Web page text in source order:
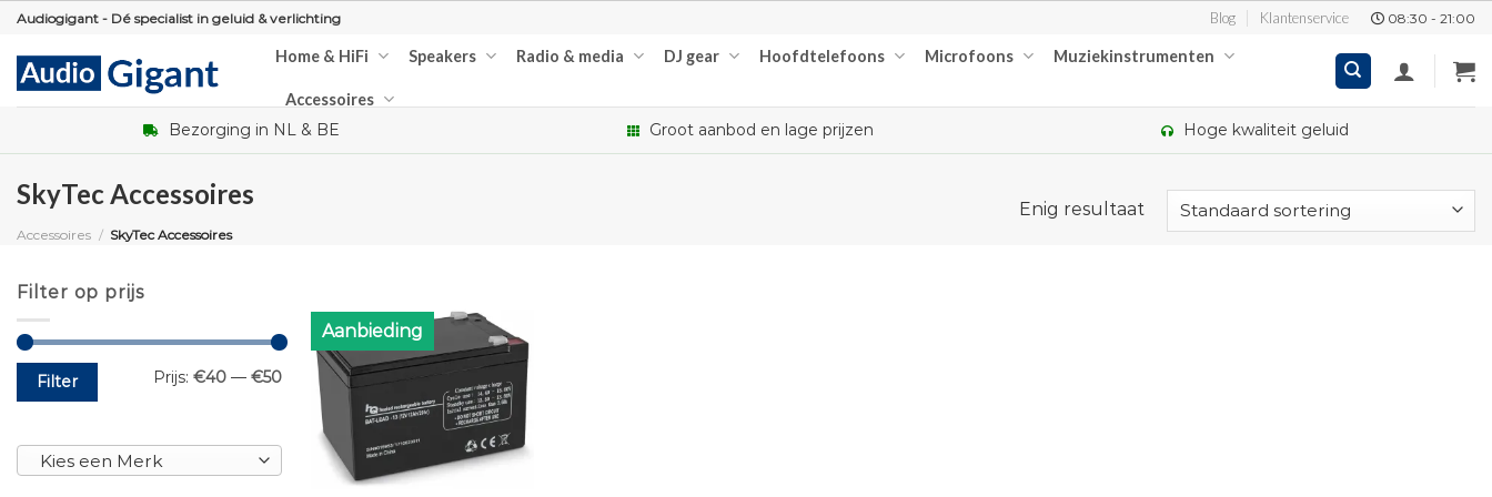
Skip
content
Audiogigant - Dé specialist in geluid & verlichting Blog Klantenservice 08:30 - 21:00
Home & HiFi Speakers Radio & media DJ gear Hoofdtelefoons Microfoons Muziekinstrumenten
Accessoires
Bezorging in NL & BE Groot aanbod en lage prijzen Hoge kwaliteit geluid
SkyTec Accessoires
Accessoires / SkyTec Accessoires
Enig resultaat
Filter op prijs
Min.
prijs
Max.
prijsFilter Prijs: €40— €50
Kies een Merk
Aanbieding